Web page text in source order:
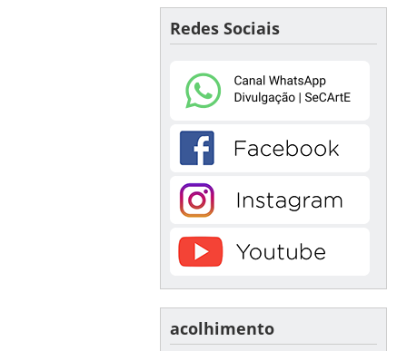
Redes Sociais
acolhimento